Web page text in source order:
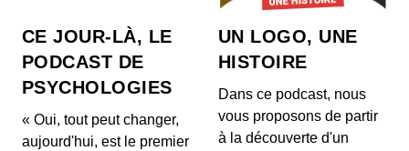
CE JOUR-LÀ, LE
PODCAST DE
PSYCHOLOGIES
« Oui, tout peut changer,
aujourd'hui, est le premier
UN LOGO, UNE
HISTOIRE
Dans ce podcast, nous
vous proposons de partir
à la découverte d'un